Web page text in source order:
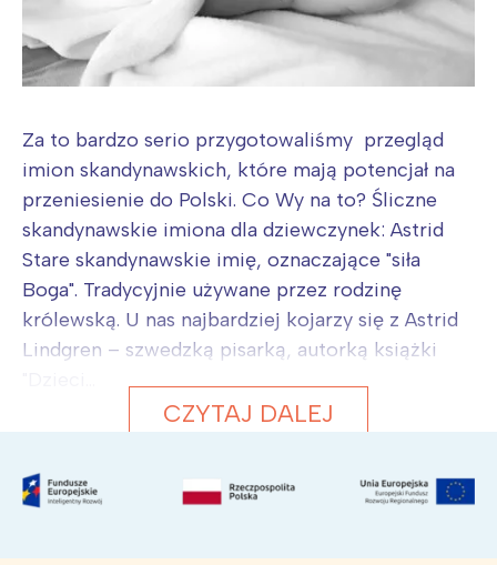
Za to bardzo serio przygotowaliśmy przegląd
imion skandynawskich, które mają potencjał na
przeniesienie do Polski. Co Wy na to? Śliczne
skandynawskie imiona dla dziewczynek: Astrid
Stare skandynawskie imię, oznaczające "siła
Boga". Tradycyjnie używane przez rodzinę
królewską. U nas najbardziej kojarzy się z Astrid
Lindgren – szwedzką pisarką, autorką książki
CZYTAJ DALEJ